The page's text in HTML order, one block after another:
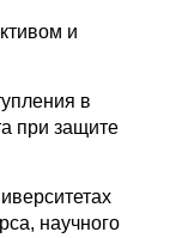
и
в
при защите
научного